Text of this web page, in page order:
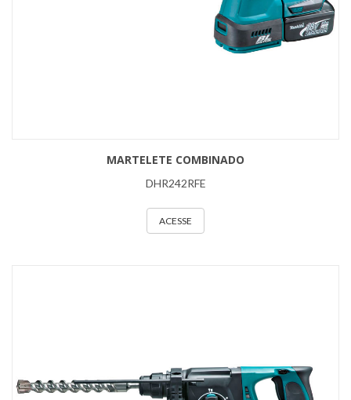
MARTELETE COMBINADO
DHR242RFE
ACESSE